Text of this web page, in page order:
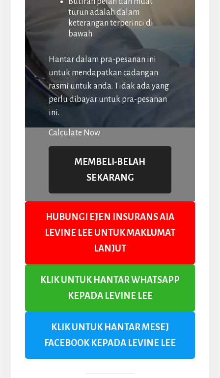
turun adalah dalam
keterangan terperinci di
bawah
Hantar dalam pra-pesanan ini
untuk mendapatkan cadangan
rasmi untuk anda. Tidak ada yang
perlu dibayar untuk pra-pesanan
ini.
Calculate Now
MEMBELI-BELAH
SEKARANG
HUBUNGI EJEN INSURANS AIA
LEVINE LEE UNTUK MAKLUMAT
LANJUT
KLIK UNTUK HANTAR WHATSAPP
KEPADA LEVINE LEE
KLIK UNTUK HANTAR MESEJ
FACEBOOK KEPADA LEVINE LEE